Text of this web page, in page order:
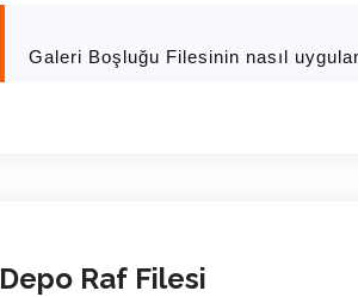
Galeri Boşluğu Filesinin nasıl
Depo Raf Filesi